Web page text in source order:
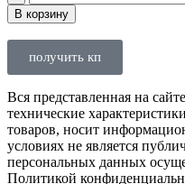
В корзину
получить кп
Вся представленная на
технические
товаров, носит
условиях не является
персональных данных
Политикой